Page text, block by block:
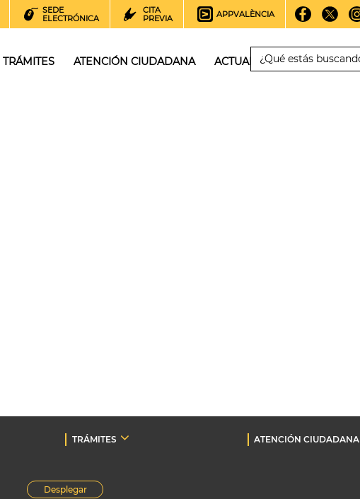
SEDE
ELECTRÓNICA
CITA
PREVIA
APPVALÈNCIA
TRÁMITES ATENCIÓN CIUDADANA ACTUALIDAD
TRÁMITES
ATENCIÓN CIUDADANA
Desplegar